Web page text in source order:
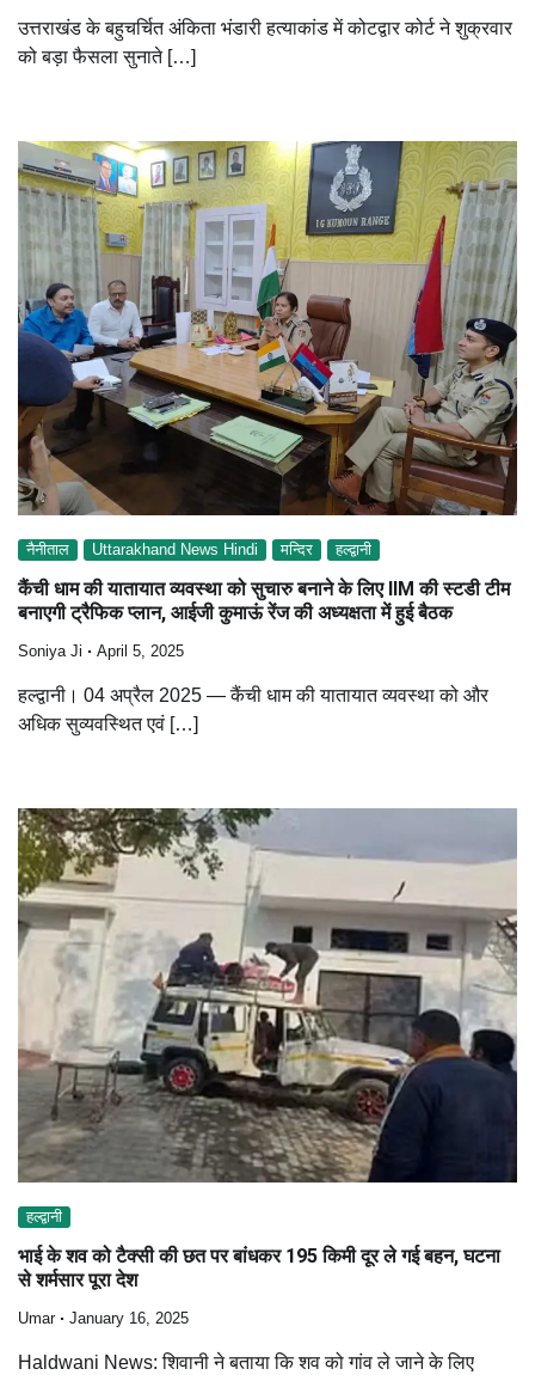
उत्तराखंड के बहुचर्चित अंकिता भंडारी हत्याकांड में कोटद्वार कोर्ट ने शुक्रवार
को बड़ा फैसला सुनाते […]
नैनीताल Uttarakhand News Hindi मन्दिर हल्द्वानी
कैंची धाम की यातायात व्यवस्था को सुचारु बनाने के लिए IIM की स्टडी टीम
बनाएगी ट्रैफिक प्लान, आईजी कुमाऊं रेंज की अध्यक्षता में हुई बैठक
Soniya Ji April 5, 2025
हल्द्वानी। 04 अप्रैल 2025 — कैंची धाम की यातायात व्यवस्था को और
अधिक सुव्यवस्थित एवं […]
हल्द्वानी
भाई के शव को टैक्सी की छत पर बांधकर 195 किमी दूर ले गई बहन, घटना
से शर्मसार पूरा देश
Umar January 16, 2025
Haldwani News: शिवानी ने बताया कि शव को गांव ले जाने के लिए